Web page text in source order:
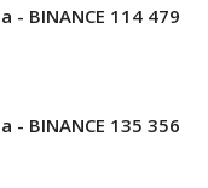
BINANCE 114 479
BINANCE 135 356